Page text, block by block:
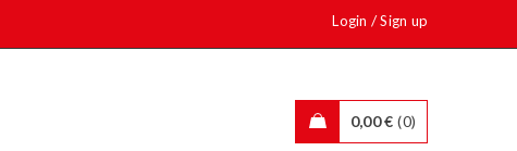
Login /Sign up
0,00€ 0